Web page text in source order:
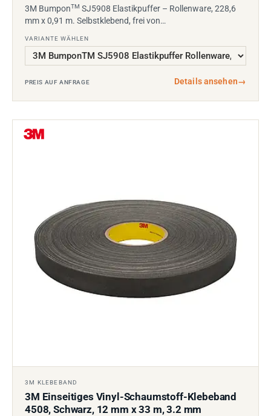
3M BumponTM SJ5908 Elastikpuffer – Rollenware, 228,6
mm x 0,91 m. Selbstklebend, frei von…
VARIANTE WÄHLEN
PREIS AUF ANFRAGE Details ansehen→
3M KLEBEBAND
3M Einseitiges Vinyl-Schaumstoff-Klebeband
4508, Schwarz, 12 mm x 33 m, 3.2 mm